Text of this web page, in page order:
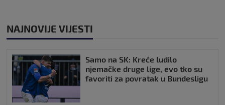
NAJNOVIJE VIJESTI
Samo na SK: Kreće ludilo
njemačke druge lige, evo tko su
favoriti za povratak u Bundesligu